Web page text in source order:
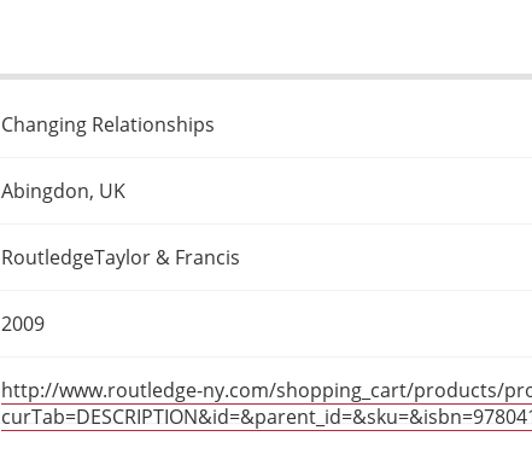
Changing Relationships
Abingdon, UK
RoutledgeTaylor & Francis
2009
http://www.routledge-ny.com/shopping_cart/products/